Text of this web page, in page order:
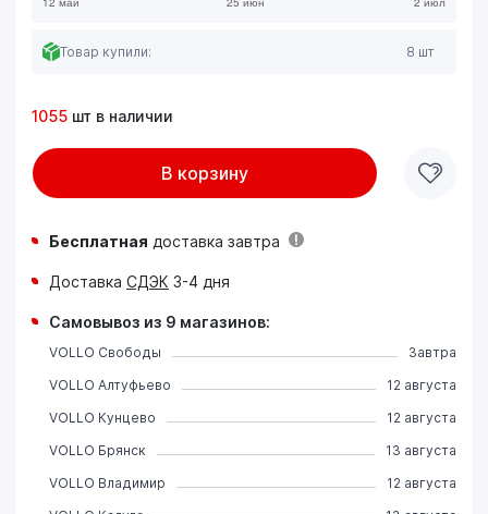
Товар купили: 8 шт
1055 шт в наличии
В корзину
Бесплатная доставка завтра
Доставка СДЭК 3-4 дня
Самовывоз из 9 магазинов:
VOLLO Свободы
Завтра
VOLLO Алтуфьево
12 августа
VOLLO Кунцево
12 августа
VOLLO Брянск
13 августа
VOLLO Владимир
12 августа